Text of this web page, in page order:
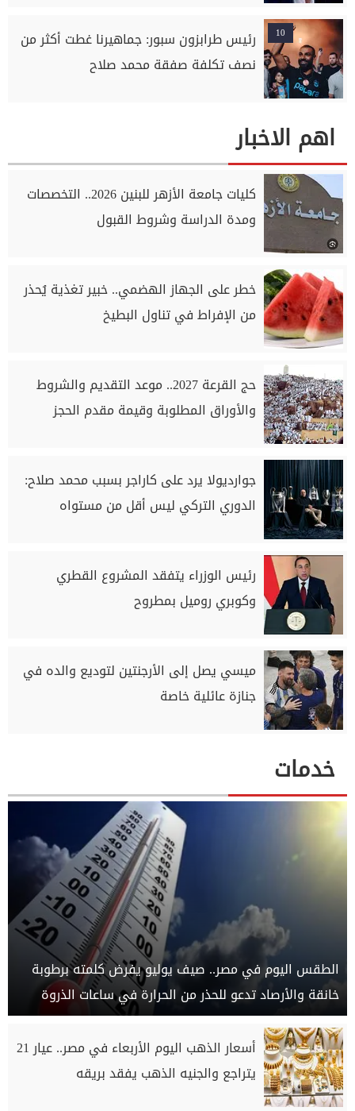
10
رئيس طرابزون سبور: جماهيرنا غطت أكثر من
نصف تكلفة صفقة محمد صلاح
اهم الاخبار
كليات جامعة الأزهر للبنين 2026.. التخصصات
ومدة الدراسة وشروط القبول
خطر على الجهاز الهضمي.. خبير تغذية يُحذر
من الإفراط في تناول البطيخ
حج القرعة 2027.. موعد التقديم والشروط
والأوراق المطلوبة وقيمة مقدم الحجز
جوارديولا يرد على كاراجر بسبب محمد صلاح:
الدوري التركي ليس أقل من مستواه
رئيس الوزراء يتفقد المشروع القطري
وكوبري روميل بمطروح
ميسي يصل إلى الأرجنتين لتوديع والده في
جنازة عائلية خاصة
خدمات
الطقس اليوم في مصر.. صيف يوليو يفرض كلمته برطوبة
خانقة والأرصاد تدعو للحذر من الحرارة في ساعات الذروة
أسعار الذهب اليوم الأربعاء في مصر.. عيار 21
يتراجع والجنيه الذهب يفقد بريقه